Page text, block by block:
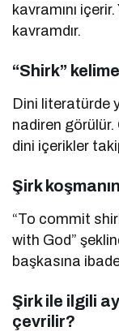
kavramını
kavramdır.
“Shirk”
Dini literatürde
nadiren görülür.
dini içerikler
Şirk
“To commit
with God”
başkasına
Şirk ile ilgili
çevrilir?